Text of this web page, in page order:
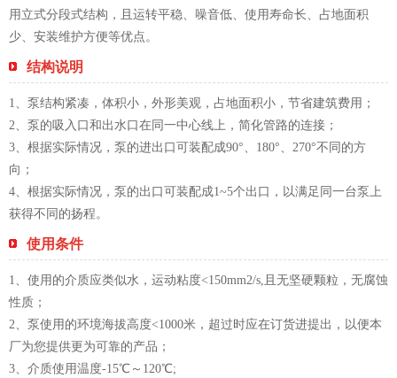
用立式分段式结构，且运转平稳、噪音低、使用寿命长、占地面积
少、安装维护方便等优点。
结构说明
1、泵结构紧凑，体积小，外形美观，占地面积小，节省建筑费用；
2、泵的吸入口和出水口在同一中心线上，简化管路的连接；
3、根据实际情况，泵的进出口可装配成90°、180°、270°不同的方
向；
4、根据实际情况，泵的出口可装配成1~5个出口，以满足同一台泵上
获得不同的扬程。
使用条件
1、使用的介质应类似水，运动粘度<150mm2/s,且无坚硬颗粒，无腐蚀
性质；
2、泵使用的环境海拔高度<1000米，超过时应在订货进提出，以便本
厂为您提供更为可靠的产品；
3、介质使用温度-15℃～120℃;